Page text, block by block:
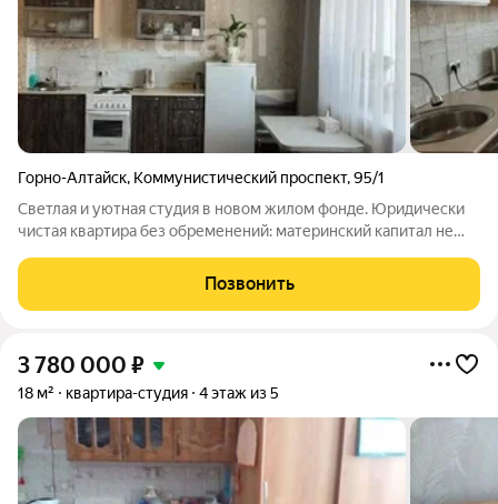
Горно-Алтайск, Коммунистический проспект,95/1
Светлая и уютная студия в новом жилом фонде. Юридически
чистая квартира без обременений: материнский капитал не
красивый вид на горы и во двор. В квартире тихо, сухо и тепло.
Чистый подъезд,
Позвонить
3 780 000 ₽
18 м² квартира-студия 4 этаж из 5